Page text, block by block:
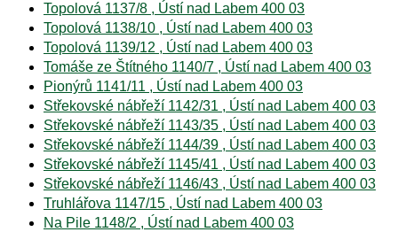
Topolová 1137/8 , Ústí nad Labem 400 03
Topolová 1138/10 , Ústí nad Labem 400 03
Topolová 1139/12 , Ústí nad Labem 400 03
Tomáše ze Štítného 1140/7 , Ústí nad Labem 400 03
Pionýrů 1141/11 , Ústí nad Labem 400 03
Střekovské nábřeží 1142/31 , Ústí nad Labem 400 03
Střekovské nábřeží 1143/35 , Ústí nad Labem 400 03
Střekovské nábřeží 1144/39 , Ústí nad Labem 400 03
Střekovské nábřeží 1145/41 , Ústí nad Labem 400 03
Střekovské nábřeží 1146/43 , Ústí nad Labem 400 03
Truhlářova 1147/15 , Ústí nad Labem 400 03
Na Pile 1148/2 , Ústí nad Labem 400 03